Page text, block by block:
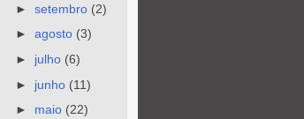
► setembro (2)
► agosto (3)
► julho (6)
► junho (11)
► maio (22)